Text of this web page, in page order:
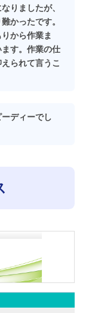
りましたが、
かったです。
から作業ま
す。作業の仕
られて言うこ
ディーでし